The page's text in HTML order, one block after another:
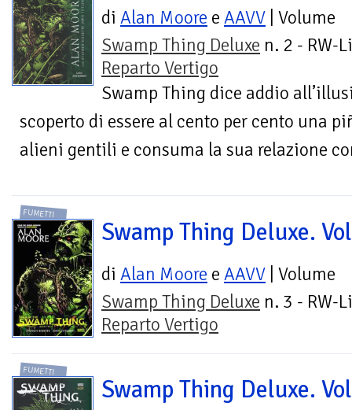
di Alan Moore e AAVV | Volume
Swamp Thing Deluxe n. 2 - RW-
Reparto Vertigo
Swamp Thing dice addio
scoperto di essere al cento per cento una
alieni gentili e consuma la sua relazione
FUMETTI
Swamp Thing Deluxe.
di Alan Moore e AAVV | Volume
Swamp Thing Deluxe n. 3 - RW-
Reparto Vertigo
FUMETTI
Swamp Thing Deluxe.